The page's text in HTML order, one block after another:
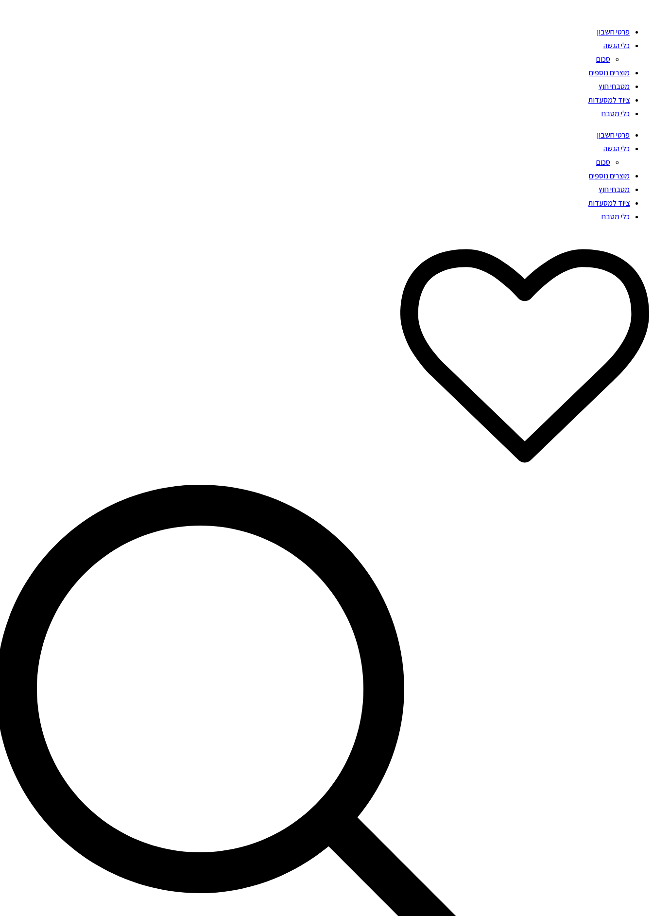
content
פרטי חשבון
כלי הגשה
סכום
מוצרים נוספים
מטבחי חוץ
ציוד למסעדות
כלי מטבח
פרטי חשבון
כלי הגשה
סכום
מוצרים נוספים
מטבחי חוץ
ציוד למסעדות
כלי מטבח